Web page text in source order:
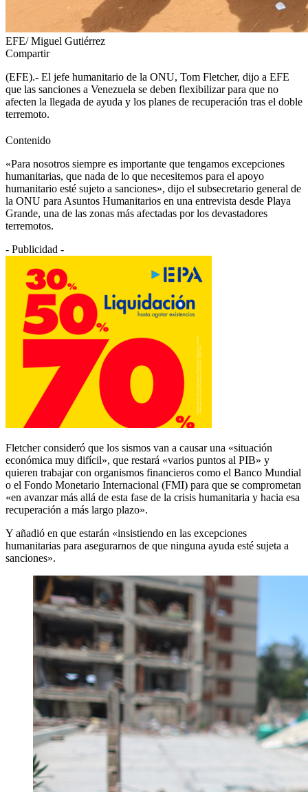
EFE/ Miguel Gutiérrez
Compartir
(EFE).- El jefe humanitario de la ONU, Tom Fletcher, dijo a EFE
que las sanciones a Venezuela se deben flexibilizar para que no
afecten la llegada de ayuda y los planes de recuperación tras el doble
terremoto.
Contenido
«Para nosotros siempre es importante que tengamos excepciones
humanitarias, que nada de lo que necesitemos para el apoyo
humanitario esté sujeto a sanciones», dijo el subsecretario general de
la ONU para Asuntos Humanitarios en una entrevista desde Playa
Grande, una de las zonas más afectadas por los devastadores
terremotos.
- Publicidad -
Fletcher consideró que los sismos van a causar una «situación
económica muy difícil», que restará «varios puntos al PIB» y
quieren trabajar con organismos financieros como el Banco Mundial
o el Fondo Monetario Internacional (FMI) para que se comprometan
«en avanzar más allá de esta fase de la crisis humanitaria y hacia esa
recuperación a más largo plazo».
Y añadió en que estarán «insistiendo en las excepciones
humanitarias para asegurarnos de que ninguna ayuda esté sujeta a
sanciones».